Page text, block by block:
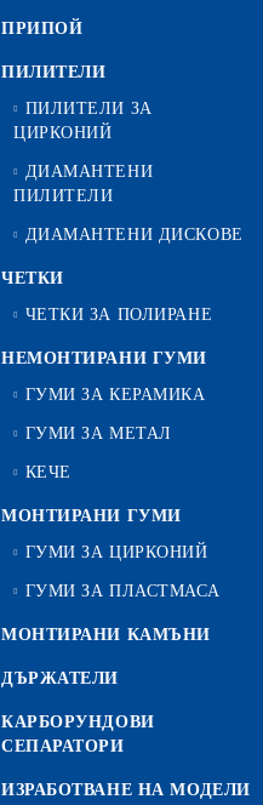
ПРИПОЙ
ПИЛИТЕЛИ
ПИЛИТЕЛИ ЗА
ЦИРКОНИЙ
ДИАМАНТЕНИ
ПИЛИТЕЛИ
ДИАМАНТЕНИ ДИСКОВЕ
ЧЕТКИ
ЧЕТКИ ЗА ПОЛИРАНЕ
НЕМОНТИРАНИ ГУМИ
ГУМИ ЗА КЕРАМИКА
ГУМИ ЗА МЕТАЛ
КЕЧЕ
МОНТИРАНИ ГУМИ
ГУМИ ЗА ЦИРКОНИЙ
ГУМИ ЗА ПЛАСТМАСА
МОНТИРАНИ КАМЪНИ
ДЪРЖАТЕЛИ
КАРБОРУНДОВИ
СЕПАРАТОРИ
ИЗРАБОТВАНЕ НА МОДЕЛИ